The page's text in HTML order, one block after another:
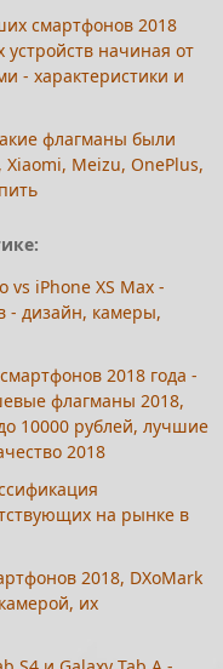
смартфонов 2018
начиная от
- характеристики и
флагманы были
Meizu, OnePlus,
vs iPhone XS Max -
- дизайн, камеры,
2018 года -
флагманы 2018,
10000 рублей, лучшие
2018
на рынке в
2018, DXoMark
их